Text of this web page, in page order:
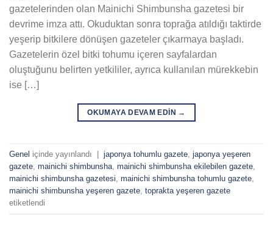
gazetelerinden olan Mainichi Shimbunsha gazetesi bir
devrime imza attı. Okuduktan sonra toprağa atıldığı taktirde
yeşerip bitkilere dönüşen gazeteler çıkarmaya başladı.
Gazetelerin özel bitki tohumu içeren sayfalardan
oluştuğunu belirten yetkililer, ayrıca kullanılan mürekkebin
ise […]
OKUMAYA DEVAM EDIN →
Genel içinde yayınlandı | japonya tohumlu gazete japonya yeşeren
gazete mainichi shimbunsha mainichi shimbunsha ekilebilen gazete
mainichi shimbunsha gazetesi mainichi shimbunsha tohumlu gazete
mainichi shimbunsha yeşeren gazete toprakta yeşeren gazete
etiketlendi